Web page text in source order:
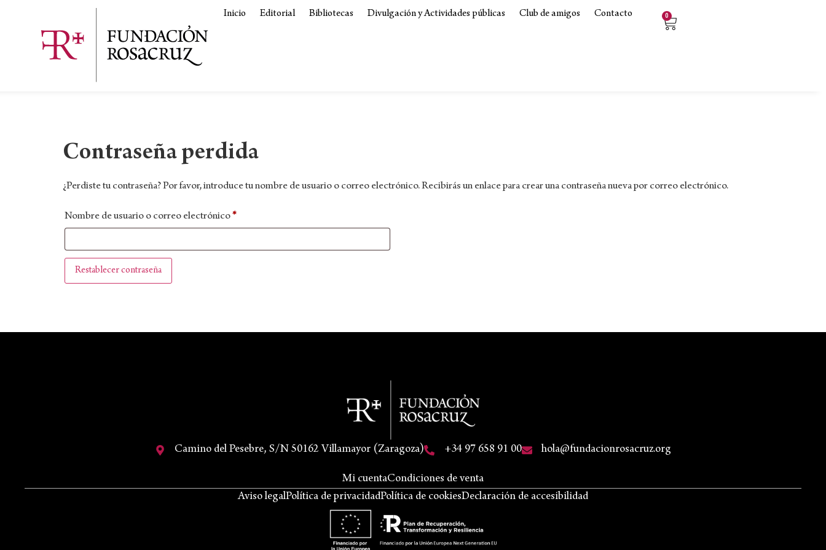
Inicio Editorial Bibliotecas Divulgación y Actividades públicas Club de amigos Contacto 0
Contraseña perdida
¿Perdiste tu contraseña? Por favor, introduce tu nombre de usuario o correo electrónico. Recibirás un enlace para crear una contraseña nueva por correo electrónico.
Nombre de usuario o correo electrónico*
Restablecer contraseña
Camino del Pesebre, S/N 50162 Villamayor (Zaragoza) +34 97 658 91 00 hola@fundacionrosacruz.org
Mi cuentaCondiciones de venta
Aviso legalPolítica de privacidadPolítica de cookiesDeclaración de accesibilidad